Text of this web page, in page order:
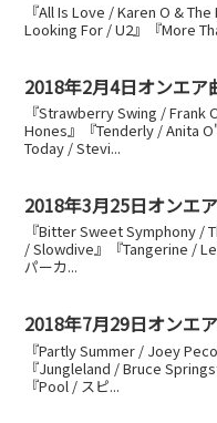
『All Is Love / Karen O &
Looking For / U2』『More
2018年2月4日オンエア
『Strawberry Swing / Frank
Hones』『Tenderly / Anita
Today / Stevi...
2018年3月25日オンエ
『Bitter Sweet Symphony /
/ Slowdive』『Tangerine /
パーカ...
2018年7月29日オンエ
『Partly Summer / Joey
『Jungleland / Bruce
『Pool / スピ...